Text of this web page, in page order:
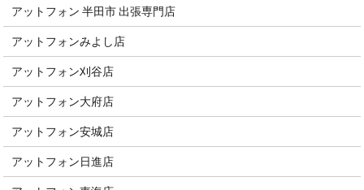
アットフォン 半田市 出張専門店
アットフォンみよし店
アットフォン刈谷店
アットフォン大府店
アットフォン安城店
アットフォン日進店